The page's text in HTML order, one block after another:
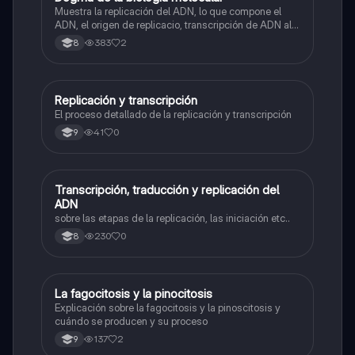
Muestra la replicación del ADN, lo que compone el
ADN, el origen de replicacio, transcripción de ADN al
ARN y traducción de ARN a proteína.
8 383 2
Biologia
Replicación y transcripción
El proceso detallado de la replicación y transcripción
9 41 0
Biologia
Transcripción, traducción y replicación del
ADN
sobre las etapas de la replicación, las iniciación etc..
8 230 0
Biologia
La fagocitosis y la pinocitosis
Explicación sobre la fagocitosis y la pinoscitosis y
cuándo se producen y su proceso
9 137 2